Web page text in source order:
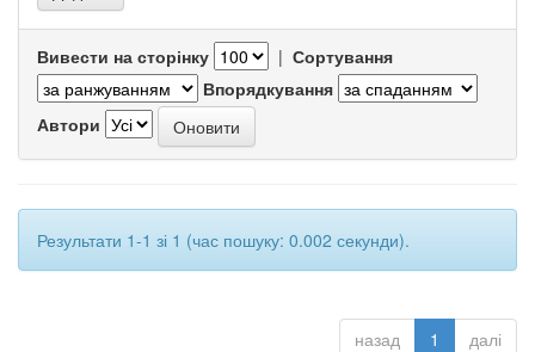
Вивести на сторінку | Сортування
Впорядкування
Автори
Результати 1-1 зі 1 (час пошуку: 0.002 секунди).
назад 1 далі